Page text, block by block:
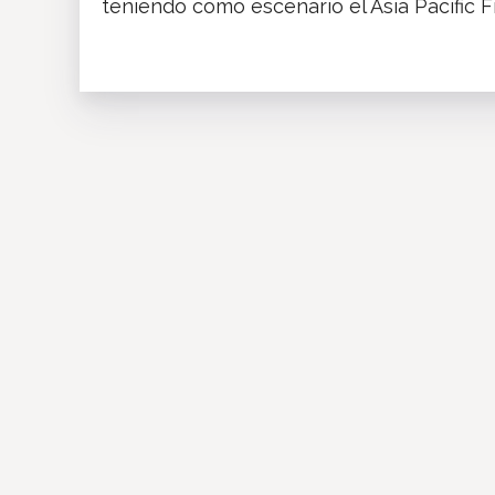
teniendo como escenario el Asia Pacific